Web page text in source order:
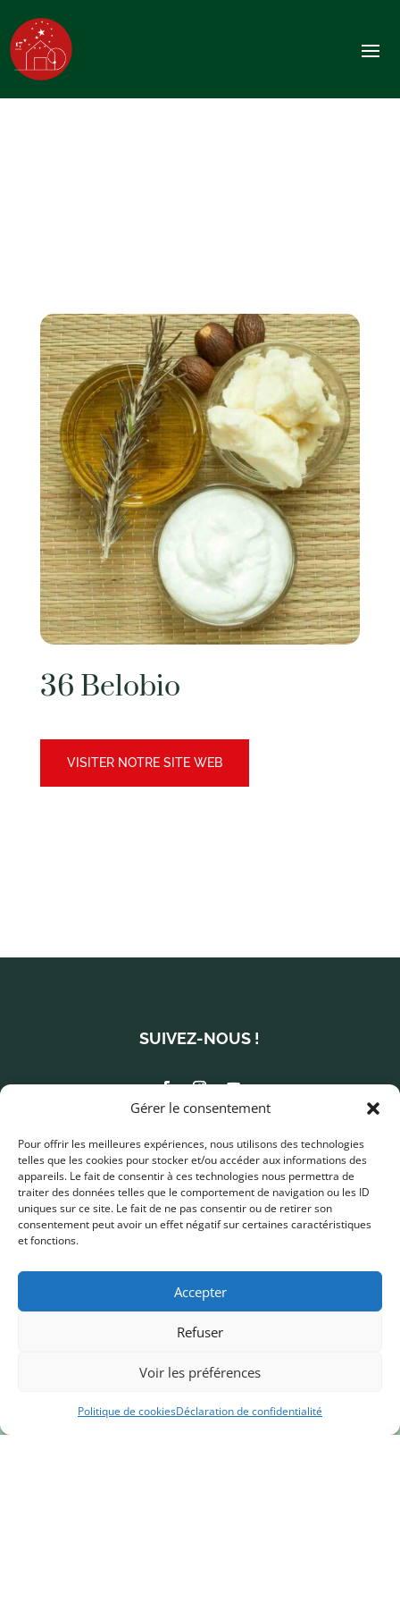
Gérer le consentement
Pour offrir les meilleures expériences, nous utilisons des technologies
telles que les cookies pour stocker et/ou accéder aux informations des
appareils. Le fait de consentir à ces technologies nous permettra de
traiter des données telles que le comportement de navigation ou les ID
uniques sur ce site. Le fait de ne pas consentir ou de retirer son
consentement peut avoir un effet négatif sur certaines caractéristiques
et fonctions.
Accepter
Refuser
Voir les préférences
Politique de cookiesDéclaration de confidentialité
36 Belobio
VISITER NOTRE SITE WEB
SUIVEZ-NOUS !
info@metierstraditions.com
450 677-2125
340, rue Saint-Charles Ouest
Longueuil (Québec) J4H 1E8
Cliquez pour accepter les cookies